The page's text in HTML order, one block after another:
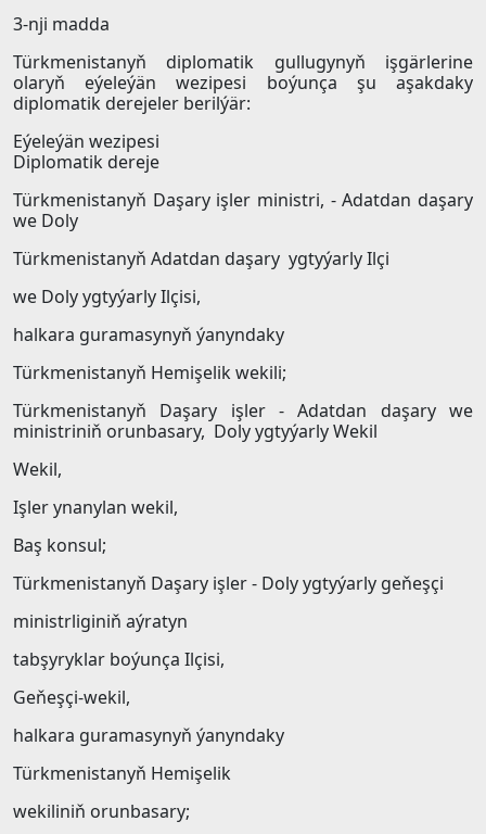
3-nji madda
Türkmenistanyň diplomatik gullugynyň işgärlerine
olaryň eýeleýän wezipesi boýunça şu aşakdaky
diplomatik derejeler berilýär:
Eýeleýän wezipesi
Diplomatik dereje
Türkmenistanyň Daşary işler ministri, - Adatdan daşary
we Doly
Türkmenistanyň Adatdan daşary ygtyýarly Ilçi
we Doly ygtyýarly Ilçisi,
halkara guramasynyň ýanyndaky
Türkmenistanyň Hemişelik wekili;
Türkmenistanyň Daşary işler - Adatdan daşary we
ministriniň orunbasary, Doly ygtyýarly Wekil
Wekil,
Işler ynanylan wekil,
Baş konsul;
Türkmenistanyň Daşary işler - Doly ygtyýarly geňeşçi
ministrliginiň aýratyn
tabşyryklar boýunça Ilçisi,
Geňeşçi-wekil,
halkara guramasynyň ýanyndaky
Türkmenistanyň Hemişelik
wekiliniň orunbasary;